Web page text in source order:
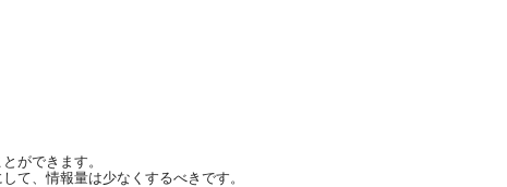
ができます。
て、情報量は少なくするべきです。